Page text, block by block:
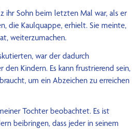
ihr Sohn beim letzten Mal war, als er
die Kaulquappe, erhielt. Sie meinte,
weiterzumachen.
war der dadurch
Kindern. Es kann frustrierend sein,
um ein Abzeichen zu erreichen
Tochter beobachtet. Es ist
beibringen, dass jeder in seinem